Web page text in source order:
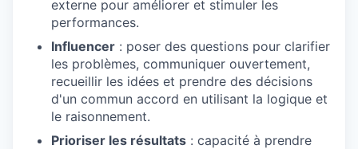
externe pour améliorer et stimuler les
performances.
Influencer : poser des questions pour clarifier
les problèmes, communiquer ouvertement,
recueillir les idées et prendre des décisions
d'un commun accord en utilisant la logique et
le raisonnement.
Prioriser les résultats : capacité à prendre